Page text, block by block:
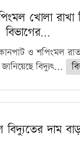
খোলা রাখা
বিভাগের…
ও শপিংমল রাত
বিদ্যুৎ...
দাম